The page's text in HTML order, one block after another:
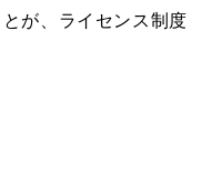
が、ライセンス制度